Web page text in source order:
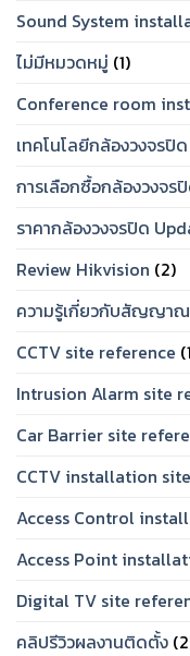
Sound System
ไม่มีหมวดหมู่ (1)
Conference room
เทคโนโลยีกล้องวงจรปิด
การเลือกซื้อกล้องวงจร
ราคากล้องวงจรปิด
Review Hikvision (2)
ความรู้เกี่ยวกับสัญญา
CCTV site reference
Intrusion Alarm site
Car Barrier site
CCTV installation site
Access Control
Access Point
Digital TV site
คลิปรีวิวผลงานติดตั้ง